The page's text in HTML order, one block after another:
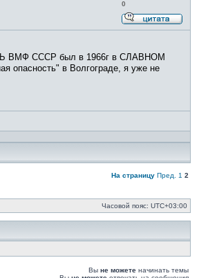
0
СССР был в 1966г в СЛАВНОМ
опасность" в Волгограде, я уже не
На страницу Пред. 1 2
Часовой пояс: UTC+03:00
Вы не можете начинать темы